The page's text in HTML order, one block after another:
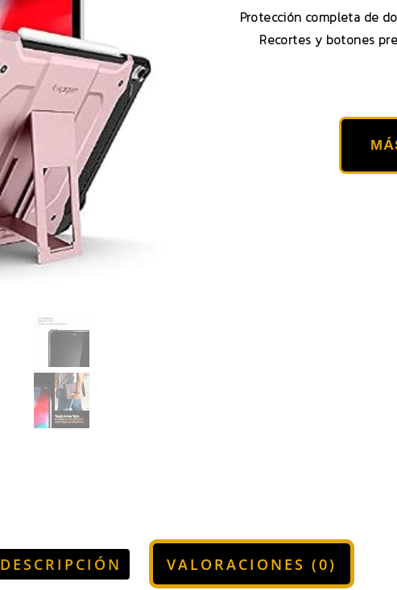
Protección completa de
Recortes y botones
DESCRIPCIÓN VALORACIONES (0)